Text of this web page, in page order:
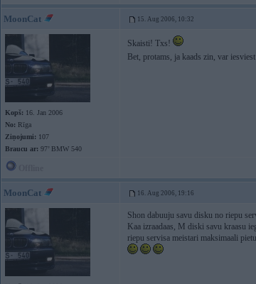
MoonCat 15. Aug 2006, 10:32
Kopš: 16. Jan 2006
No: Rīga
Ziņojumi: 107
Braucu ar: 97’ BMW 540
Skaisti! Txs!
Bet, protams, ja kaads zin, var
MoonCat 16. Aug 2006, 19:16
Shon dabuuju savu disku no riepu
Kaa izraadaas, M diski savu kraasu
riepu servisa meistari maksimaali